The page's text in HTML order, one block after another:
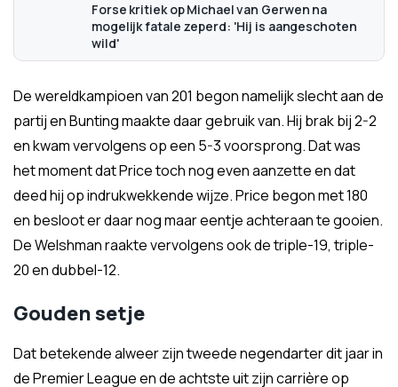
Forse kritiek op Michael van Gerwen na
mogelijk fatale zeperd: 'Hij is aangeschoten
wild'
De wereldkampioen van 201 begon namelijk slecht aan de
partij en Bunting maakte daar gebruik van. Hij brak bij 2-2
en kwam vervolgens op een 5-3 voorsprong. Dat was
het moment dat Price toch nog even aanzette en dat
deed hij op indrukwekkende wijze. Price begon met 180
en besloot er daar nog maar eentje achteraan te gooien.
De Welshman raakte vervolgens ook de triple-19, triple-
20 en dubbel-12.
Gouden setje
Dat betekende alweer zijn tweede negendarter dit jaar in
de Premier League en de achtste uit zijn carrière op